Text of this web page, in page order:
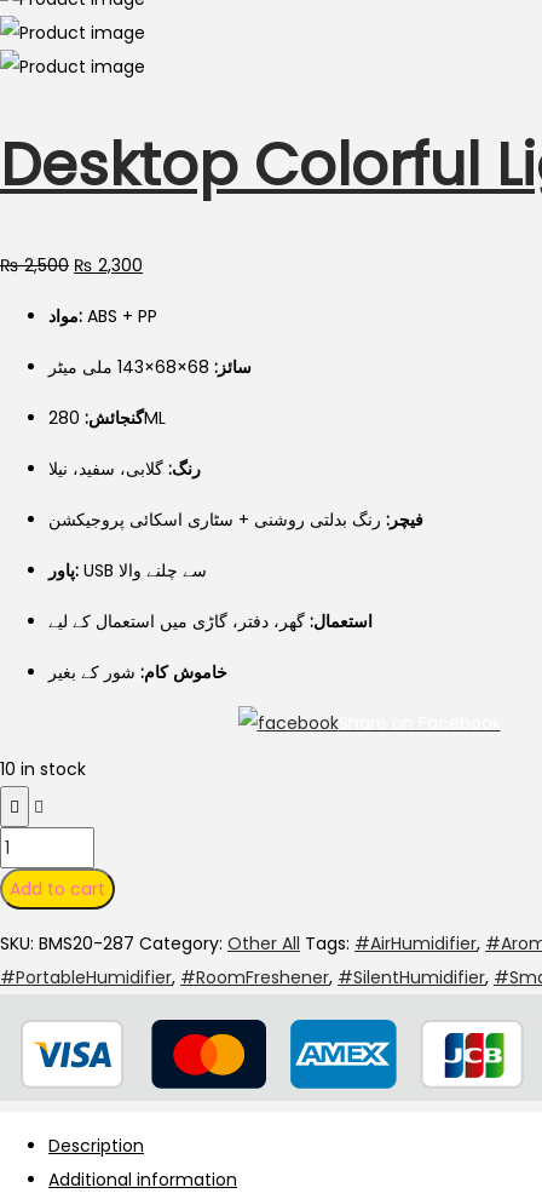
Desktop Colorful
₨2,500 ₨ 2,300
مواد: ABS + PP
سائز:
گنجائش:280ML
رنگ: گلابی، سفید، نیلا
فیچر: رنگ بدلتی روشنی + سٹاری اسکائی پروجیکشن
پاور: USB سے چلنے والا
استعمال: گھر، دفتر، گاڑی میں استعمال کے لیے
خاموش کام: شور کے بغیر
Share on Facebook
10 in stock
Add to cart
SKU: BMS20-287 Category: Other All Tags: #AirHumidifier,
#PortableHumidifier, #RoomFreshener, #SilentHumidifier,
Description
Additional information